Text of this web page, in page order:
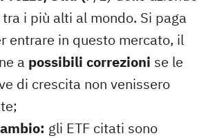
i più alti al mondo. Si paga
entrare in questo mercato, il
a possibili correzioni se le
di crescita non venissero
gli ETF citati sono